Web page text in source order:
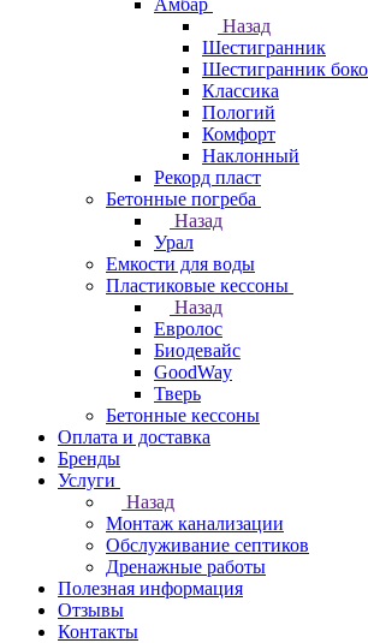
Амбар
Назад
Шестигранник
Шестигранник
Классика
Пологий
Комфорт
Наклонный
Рекорд пласт
Бетонные погреба
Назад
Урал
Емкости для воды
Пластиковые кессоны
Назад
Евролос
Биодевайс
GoodWay
Тверь
Бетонные кессоны
Оплата и доставка
Бренды
Услуги
Назад
Монтаж канализации
Обслуживание септиков
Дренажные работы
Полезная информация
Отзывы
Контакты